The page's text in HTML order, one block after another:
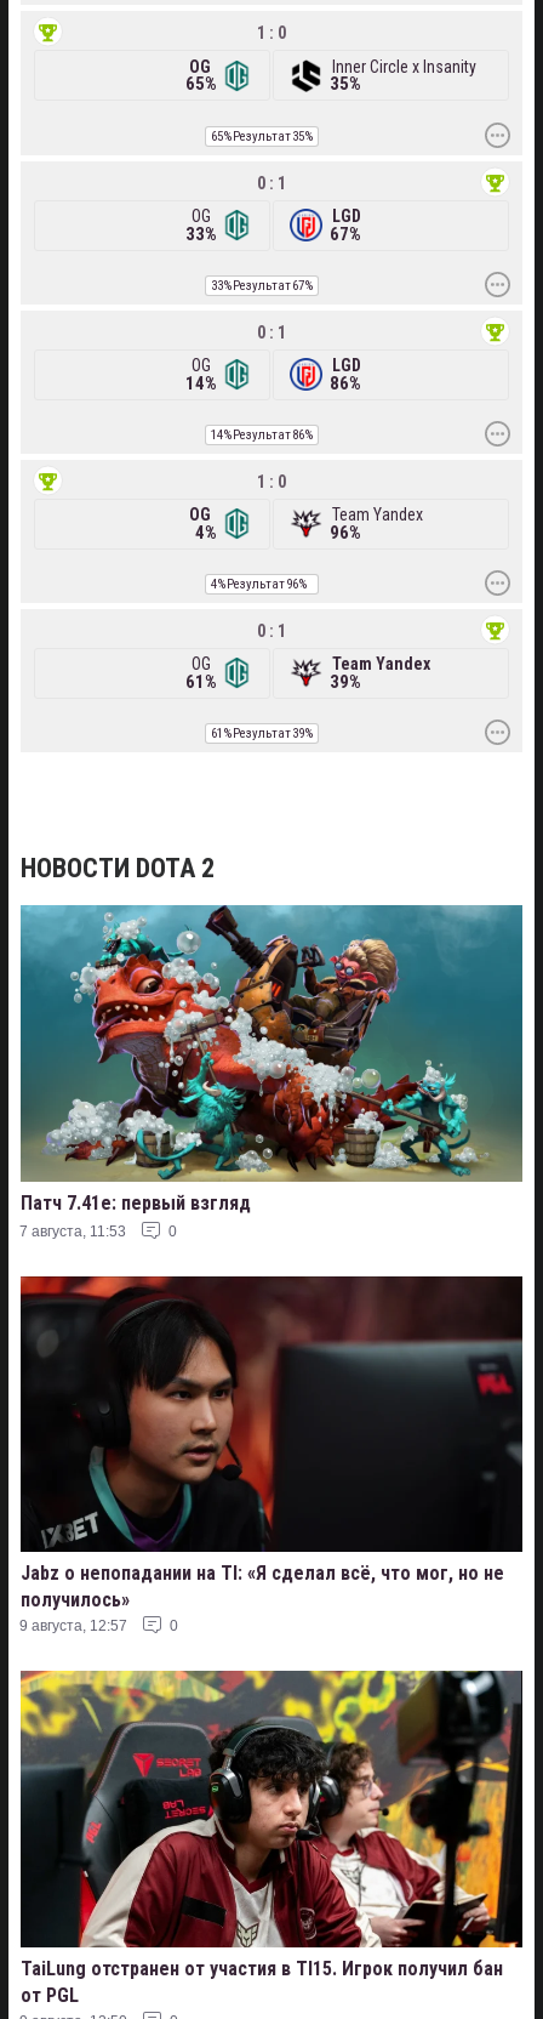
OG
65%
1 : 0
35%
Inner Circle x Insanity
65%Результат35%
OG
33%
0 : 1
67%
LGD
33%Результат67%
OG
14%
0 : 1
86%
LGD
14%Результат86%
OG
4%
1 : 0
96%
Team Yandex
4%Результат96%
OG
61%
0 : 1
39%
Team Yandex
61%Результат39%
НОВОСТИ DOTA 2
Патч 7.41e: первый взгляд
7 августа, 11:53 0
Jabz о непопадании на TI: «Я сделал всё, что мог, но не
получилось»
9 августа, 12:57 0
TaiLung отстранен от участия в TI15. Игрок получил бан
от PGL